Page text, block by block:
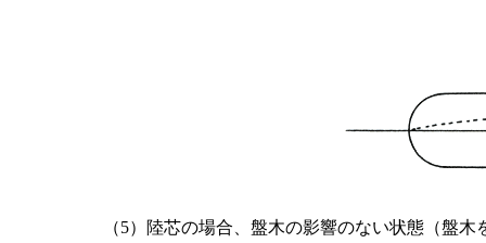
（5）陸芯の場合、盤木の影響のない状態（盤